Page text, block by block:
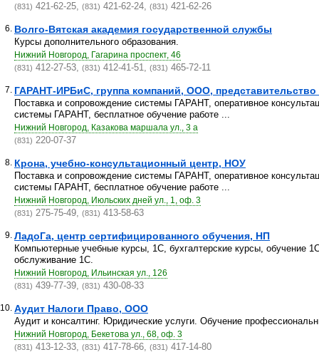
(831) 421-62-25, (831) 421-62-24, (831) 421-62-26
6. Волго-Вятская академия государственной службы
Курсы дополнительного образования.
Нижний Новгород, Гагарина проспект, 46
(831) 412-27-53, (831) 412-41-51, (831) 465-72-11
7. ГАРАНТ-ИРБиС, группа компаний, ООО,
Поставка и сопровождение системы ГАРАНТ, оперативное
системы ГАРАНТ, бесплатное обучение работе ...
Нижний Новгород, Казакова маршала ул., 3 а
(831) 220-07-37
8. Крона, учебно-консультационный центр, НОУ
Поставка и сопровождение системы ГАРАНТ, оперативное
системы ГАРАНТ, бесплатное обучение работе ...
Нижний Новгород, Июльских дней ул., 1, оф. 3
(831) 275-75-49, (831) 413-58-63
9. ЛадоГа, центр сертифицированного обучения, НП
Компьютерные учебные курсы, 1С, бухгалтерские курсы, обучение
обслуживание 1С.
Нижний Новгород, Ильинская ул., 126
(831) 439-77-39, (831) 430-08-33
10. Аудит Налоги Право, ООО
Аудит и консалтинг. Юридические услуги. Обучение
Нижний Новгород, Бекетова ул., 68, оф. 3
(831) 413-12-33, (831) 417-78-66, (831) 417-14-80